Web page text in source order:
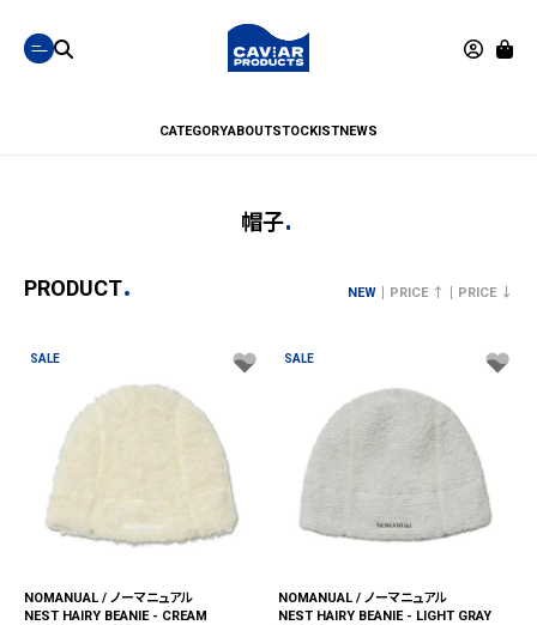
CATEGORYABOUTSTOCKISTNEWS
帽子
PRODUCT NEW PRICE ↑ PRICE ↓
SALE
NOMANUAL / ノーマニュアル
NEST HAIRY BEANIE - CREAM
SALE
NOMANUAL / ノーマニュアル
NEST HAIRY BEANIE - LIGHT GRAY